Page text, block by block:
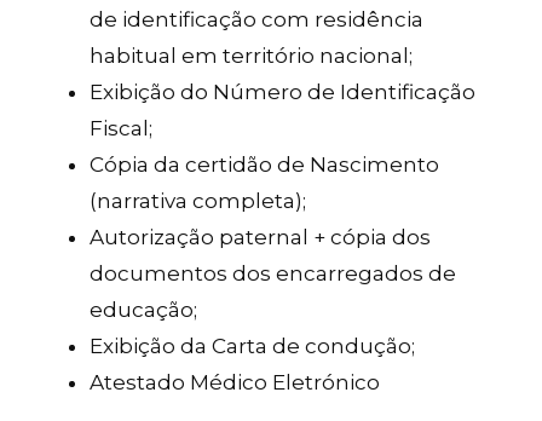
de identificação com residência
habitual em território nacional;
Exibição do Número de Identificação
Fiscal;
Cópia da certidão de Nascimento
(narrativa completa);
Autorização paternal + cópia dos
documentos dos encarregados de
educação;
Exibição da Carta de condução;
Atestado Médico Eletrónico